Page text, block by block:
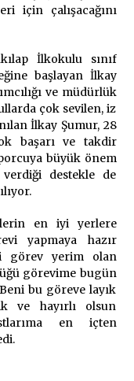
Ekim Ayı
Legalleşecek Ümidinde
için çalışacağını
İlkokulu sınıf
başlayan İlkay
ve müdürlük
çok sevilen, iz
İlkay Şumur, 28
başarı ve takdir
büyük önem
destekle de
en iyi yerlere
yapmaya hazır
görev yerim olan
görevime bugün
bu göreve layık
ve hayırlı olsun
en içten